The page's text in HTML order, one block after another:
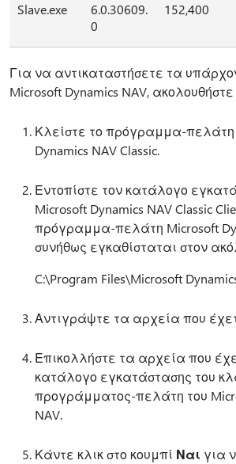
Slave.exe
6.0.30609.
0
152,400
Για να αντικαταστήσετε τα
Microsoft Dynamics NAV,
Κλείστε το πρόγραμμα-πελάτη
Dynamics NAV Classic.
Εντοπίστε τον κατάλογο
Microsoft Dynamics NAV Classic
πρόγραμμα-πελάτη Microsoft
συνήθως εγκαθίσταται στον
C:\Program Files\Microsoft
Αντιγράψτε τα αρχεία που
Επικολλήστε τα αρχεία που
κατάλογο εγκατάστασης του
προγράμματος-πελάτη του
NAV.
Κάντε κλικ στο κουμπί Ναι για